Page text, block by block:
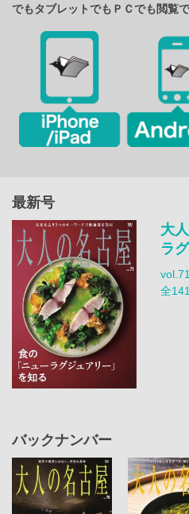
でもタブレットでもＰＣでも閲覧で
最新号
大
ラ
全
バックナンバー